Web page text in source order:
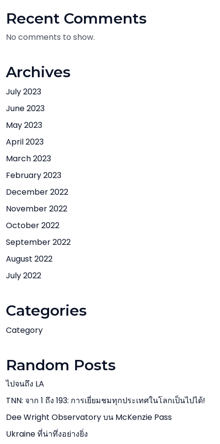
Recent Comments
No comments to show.
Archives
July 2023
June 2023
May 2023
April 2023
March 2023
February 2023
December 2022
November 2022
October 2022
September 2022
August 2022
July 2022
Categories
Category
Random Posts
ไปจนถึง LA
TNN: จาก 1 ถึง 193: การเยี่ยมชมทุกประเทศในโลกเป็นไปได้!
Dee Wright Observatory บน McKenzie Pass
Ukraine ที่น่าทึ่งอย่างยิ่ง